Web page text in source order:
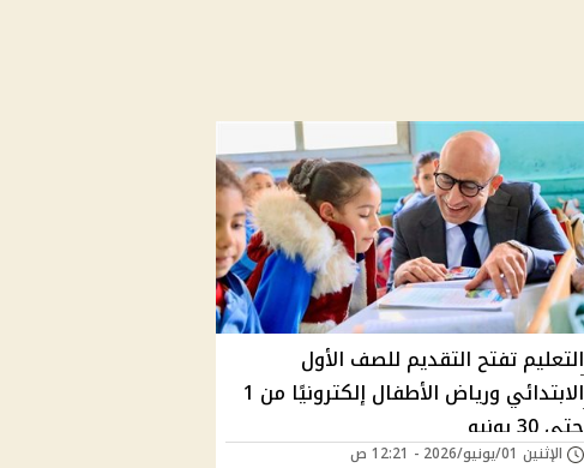
التعليم تفتح التقديم للصف الأول
الابتدائي ورياض الأطفال إلكترونيًا من 1
حتى 30 يونيو
الإثنين 01/يونيو/2026 - 12:21 ص